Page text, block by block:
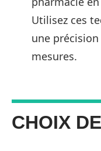
Utilisez ces
une
mesures.
CHOIX